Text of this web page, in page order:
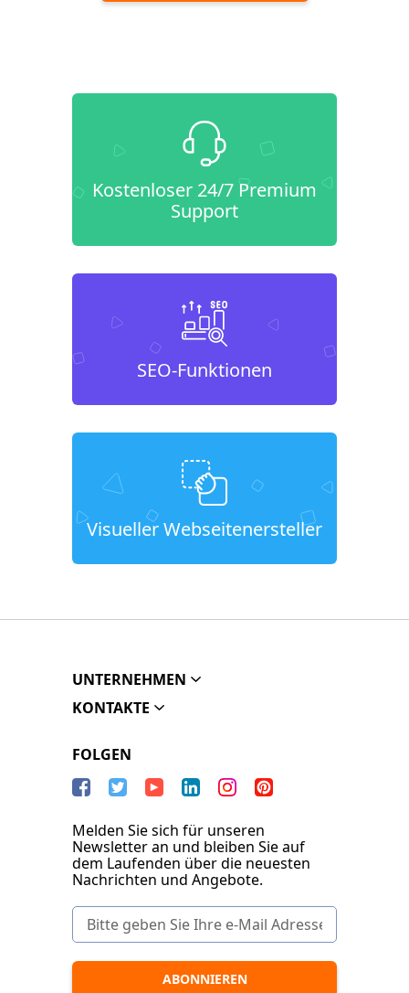
Kostenloser 24/7 Premium
Support
SEO-Funktionen
Visueller Webseitenersteller
UNTERNEHMEN
KONTAKTE
FOLGEN
Melden Sie sich für unseren
Newsletter an und bleiben Sie auf
dem Laufenden über die neuesten
Nachrichten und Angebote.